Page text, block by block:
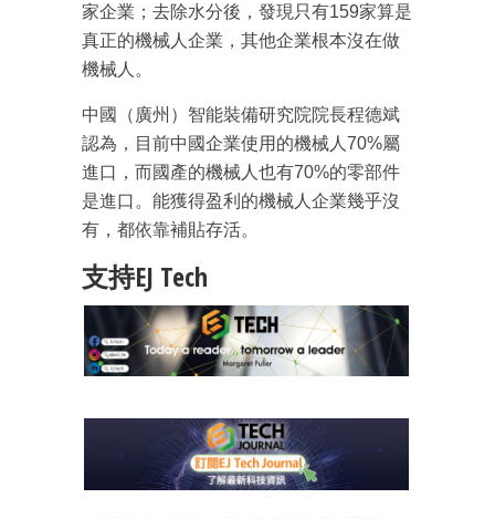
家企業；去除水分後，發現只有159家算是
真正的機械人企業，其他企業根本沒在做
機械人。
中國（廣州）智能裝備研究院院長程德斌
認為，目前中國企業使用的機械人70%屬
進口，而國產的機械人也有70%的零部件
是進口。能獲得盈利的機械人企業幾乎沒
有，都依靠補貼存活。
支持EJ Tech
成為 EJ Tech 會員